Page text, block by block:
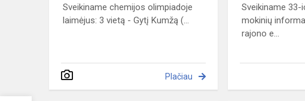
Sveikiname chemijos olimpiadoje
laimėjus: 3 vietą - Gytį Kumžą (...
Plačiau
Sveikiname
mokinių
rajono e...